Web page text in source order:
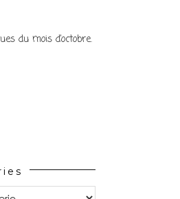
du mois d’octobre.